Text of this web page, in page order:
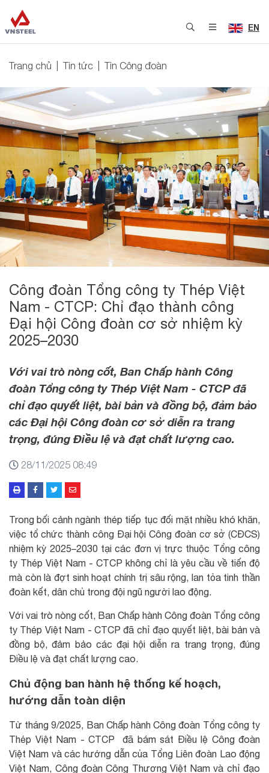
EN
Trang chủ Tin tức Tin Công đoàn
Công đoàn Tổng công ty Thép Việt
Nam - CTCP: Chỉ đạo thành công
Đại hội Công đoàn cơ sở nhiệm kỳ
2025–2030
Với vai trò nòng cốt, Ban Chấp hành Công
đoàn Tổng công ty Thép Việt Nam - CTCP đã
chỉ đạo quyết liệt, bài bản và đồng bộ, đảm bảo
các Đại hội Công đoàn cơ sở diễn ra trang
trọng, đúng Điều lệ và đạt chất lượng cao.
28/11/2025 08:49
Trong bối cảnh ngành thép tiếp tục đối mặt nhiều khó khăn,
việc tổ chức thành công Đại hội Công đoàn cơ sở (CĐCS)
nhiệm kỳ 2025–2030 tại các đơn vị trực thuộc Tổng công
ty Thép Việt Nam - CTCP không chỉ là yêu cầu về tiến độ
mà còn là đợt sinh hoạt chính trị sâu rộng, lan tỏa tinh thần
đoàn kết, dân chủ trong đội ngũ người lao động.
Với vai trò nòng cốt, Ban Chấp hành Công đoàn Tổng công
ty Thép Việt Nam - CTCP đã chỉ đạo quyết liệt, bài bản và
đồng bộ, đảm bảo các đại hội diễn ra trang trọng, đúng
Điều lệ và đạt chất lượng cao.
Chủ động ban hành hệ thống kế hoạch,
hướng dẫn toàn diện
Từ tháng 9/2025, Ban Chấp hành Công đoàn Tổng công ty
Thép Việt Nam - CTCP đã bám sát Điều lệ Công đoàn
Việt Nam và các hướng dẫn của Tổng Liên đoàn Lao động
Việt Nam, Công đoàn Công Thương Việt Nam và chỉ đạo